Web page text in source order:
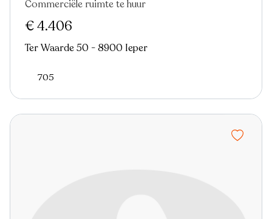
Commerciële ruimte te huur
€ 4.406
Ter Waarde 50 - 8900 Ieper
705